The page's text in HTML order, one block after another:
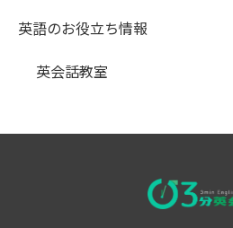
英語のお役立ち情報
英会話教室